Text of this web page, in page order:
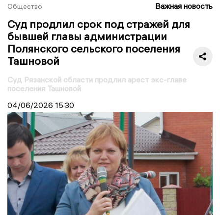
Общество Важная новость
Суд продлил срок под стражей для
бывшей главы администрации
Полянского сельского поселения
Ташновой
Суд Рязанской области продлил арест экс-главе
поселения Ташновой
04/06/2026 15:30